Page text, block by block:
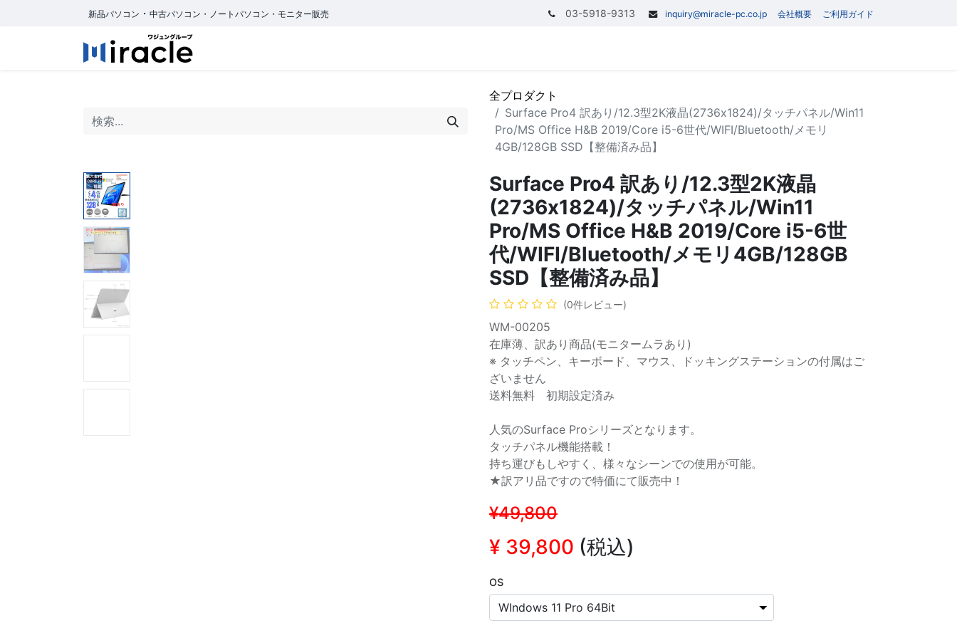
新品パソコン ・ 中古パソコン・ノートパソコン・モニター販売 03-5918-9313 inquiry@miracle-pc.co.jp 会社概要 ご利用ガイド
全プロダクト
Surface Pro4 訳あり/12.3型2K液晶(2736x1824)/タッチパネル/Win11
Pro/MS Office H&B 2019/Core i5-6世代/WIFI/Bluetooth/メモリ
4GB/128GB SSD【整備済み品】
Surface Pro4 訳あり/12.3型2K液晶
(2736x1824)/タッチパネル/Win11
Pro/MS Office H&B 2019/Core i5-6世
代/WIFI/Bluetooth/メモリ4GB/128GB
SSD【整備済み品】
(0件レビュー)
WM-00205
在庫薄、訳あり商品(モニタームラあり)
※ タッチペン、キーボード、マウス、ドッキングステーションの付属はご
ざいません
送料無料 初期設定済み
人気のSurface Proシリーズとなります。
タッチパネル機能搭載！
持ち運びもしやすく、様々なシーンでの使用が可能。
★訳アリ品ですので特価にて販売中！
¥49,800
¥ 39,800 (税込)
OS